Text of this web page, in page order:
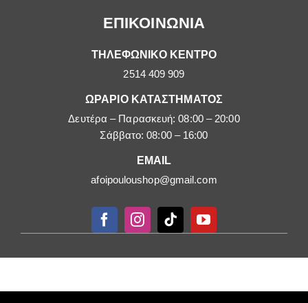
ΕΠΙΚΟΙΝΩΝΙΑ
ΤΗΛΕΦΩΝΙΚΟ ΚΕΝΤΡΟ
2514 409 909
ΩΡΑΡΙΟ ΚΑΤΑΣΤΗΜΑΤΟΣ
Δευτέρα – Παρασκευή: 08:00 – 20:00
Σάββατο: 08:00 – 16:00
EMAIL
afoipouloushop@gmail.com